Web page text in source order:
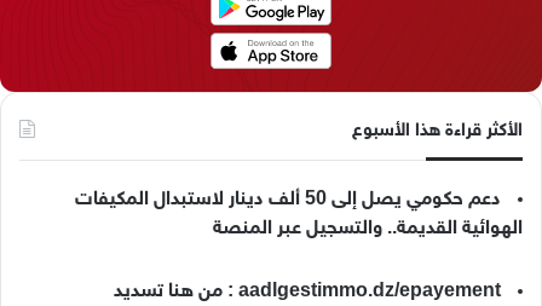
م
الأكثر قراءة هذا الأسبوع
دعم حكومي يصل إلى 50 ألف دينار لاستبدال المكيفات
الهوائية القديمة.. والتسجيل عبر المنصة
aadlgestimmo.dz/epayement : من هنا تسديد